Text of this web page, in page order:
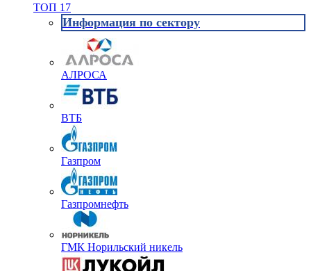
ТОП 17
Информация по сектору
АЛРОСА
ВТБ
Газпром
Газпромнефть
ГМК Норильский никель